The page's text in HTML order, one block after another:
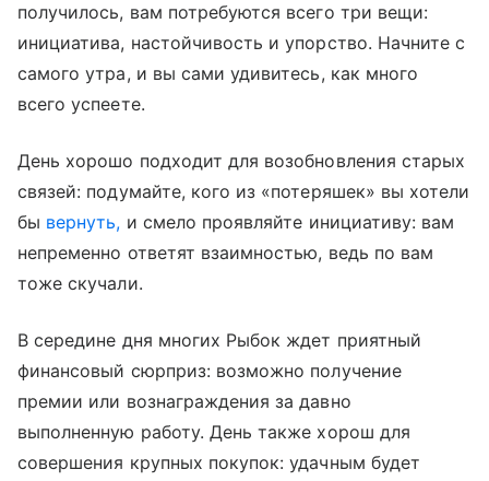
получилось, вам потребуются всего три вещи:
инициатива, настойчивость и упорство. Начните с
самого утра, и вы сами удивитесь, как много
всего успеете.
День хорошо подходит для возобновления старых
связей: подумайте, кого из «потеряшек» вы хотели
бы вернуть, и смело проявляйте инициативу: вам
непременно ответят взаимностью, ведь по вам
тоже скучали.
В середине дня многих Рыбок ждет приятный
финансовый сюрприз: возможно получение
премии или вознаграждения за давно
выполненную работу. День также хорош для
совершения крупных покупок: удачным будет